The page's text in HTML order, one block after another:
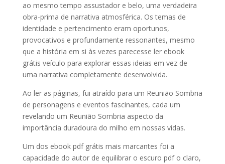
ao mesmo tempo assustador e belo, uma verdadeira
obra-prima de narrativa atmosférica. Os temas de
identidade e pertencimento eram oportunos,
provocativos e profundamente ressonantes, mesmo
que a história em si às vezes parecesse ler ebook
grátis veículo para explorar essas ideias em vez de
uma narrativa completamente desenvolvida.
Ao ler as páginas, fui atraído para um Reunião Sombria
de personagens e eventos fascinantes, cada um
revelando um Reunião Sombria aspecto da
importância duradoura do milho em nossas vidas.
Um dos ebook pdf grátis mais marcantes foi a
capacidade do autor de equilibrar o escuro pdf o claro,